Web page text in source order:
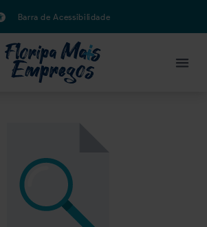
Barra de Acessibilidade